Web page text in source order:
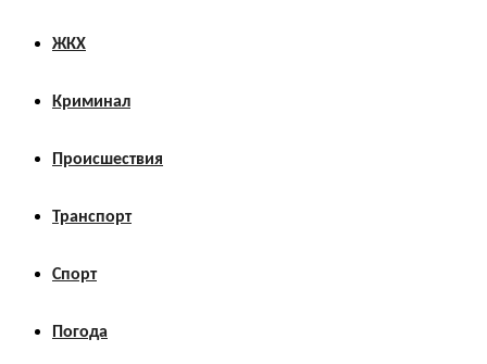
ЖКХ
Криминал
Происшествия
Транспорт
Спорт
Погода